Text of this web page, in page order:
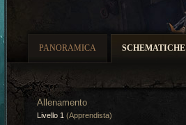
PANORAMICA SCHEMATICHE
Allenamento
Livello 1 (Apprendista)